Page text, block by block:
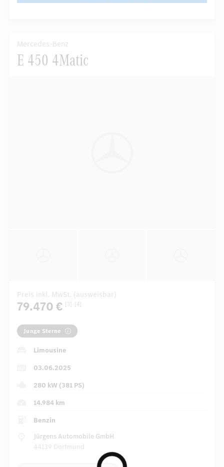
Mercedes-Benz
E 450 4Matic
Preis inkl. MwSt. (ausweisbar)
79.470 € [3] [4]
Junge Sterne
Limousine
03.06.2025
280 kW (381 PS)
14.984 km
Benzin
Jürgens Automobile GmbH
44139 Dortmund